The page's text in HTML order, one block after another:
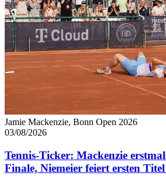
Jamie Mackenzie, Bonn Open 2026
03/08/2026
Tennis-Ticker: Mackenzie
Finale, Niemeier feiert ersten